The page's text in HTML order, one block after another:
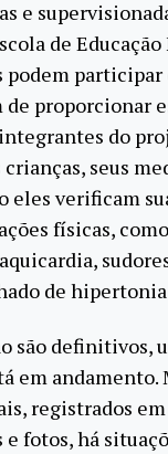
e
de Educação
podem participar
proporcionar
do
seus
eles verificam
físicas,
de
são definitivos,
em andamento.
registrados
fotos, há